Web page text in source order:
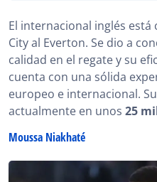
El internacional inglés
City al Everton. Se dio a
calidad en el regate y su
cuenta con una sólida
europeo e internacional.
actualmente en unos 25
Moussa Niakhaté